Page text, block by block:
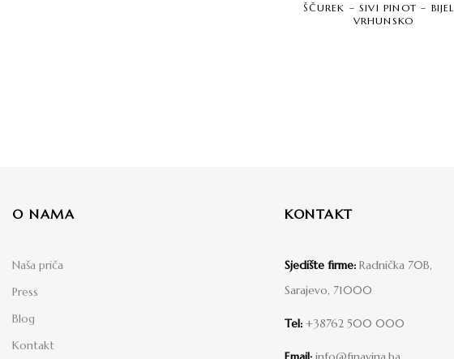
ŠČUREK – SIVI PINOT –
VRHUNSKO
O NAMA
Naša priča
Press
Blog
Kontakt
KONTAKT
Sjedište firme: Radnička 70B,
Sarajevo, 71000
Tel: +38762 500 000